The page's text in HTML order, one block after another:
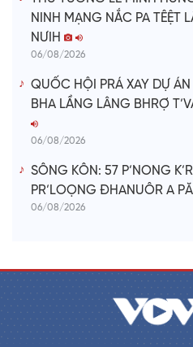
NINH MẠNG NẮC PA TÊỆT
NƯIH
06/08/2026
QUỐC HỘI PRÁ XAY DỰ ÁN
BHA LẦNG LÂNG BHRỢ
06/08/2026
SÔNG KÔN: 57 P’NONG
PR’LOỌNG ĐHANUÔR A
06/08/2026